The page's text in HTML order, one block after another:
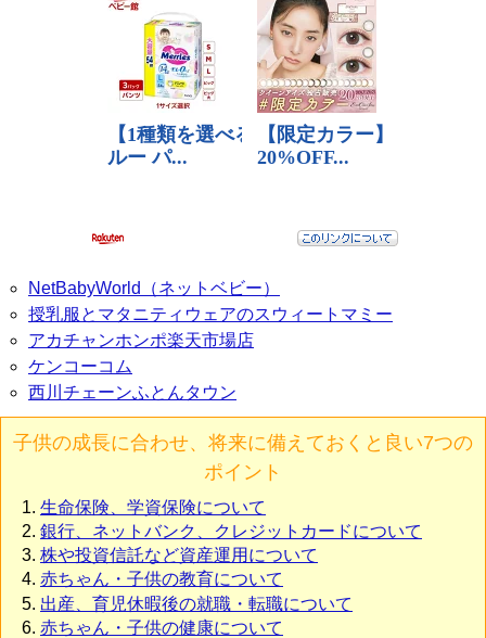
NetBabyWorld（ネットベビー）
授乳服とマタニティウェアのスウィートマミー
アカチャンホンポ楽天市場店
ケンコーコム
西川チェーンふとんタウン
子供の成長に合わせ、将来に備えておくと良い7つの
ポイント
生命保険、学資保険について
銀行、ネットバンク、クレジットカードについて
株や投資信託など資産運用について
赤ちゃん・子供の教育について
出産、育児休暇後の就職・転職について
赤ちゃん・子供の健康について